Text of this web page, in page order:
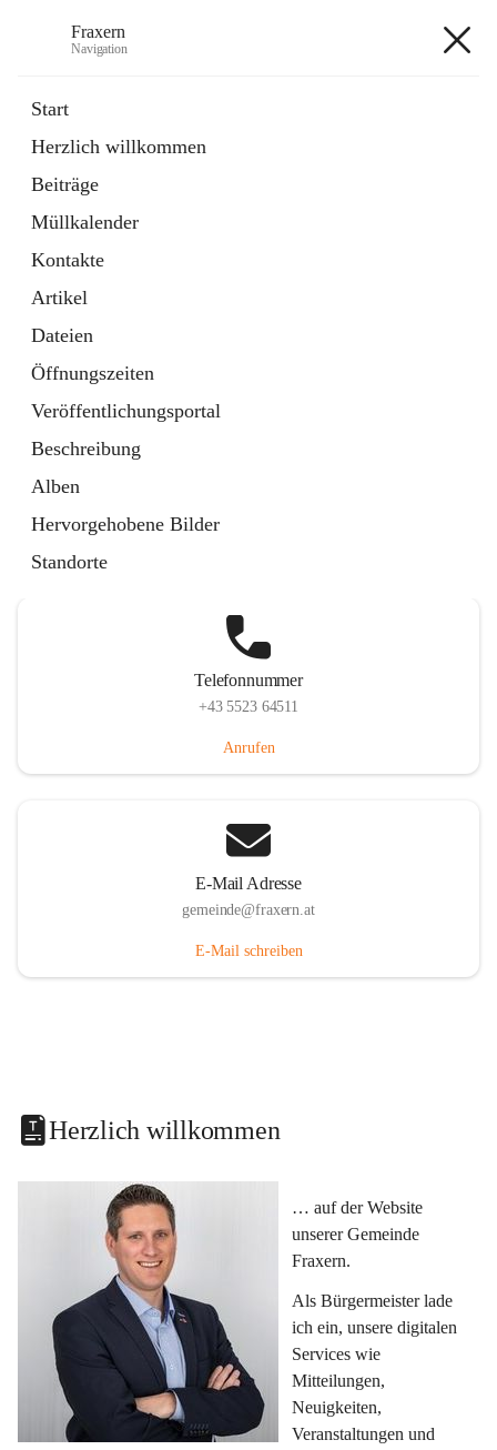
Fraxern
Navigation
Start
Herzlich willkommen
Beiträge
Müllkalender
Kontakte
Artikel
Dateien
Öffnungszeiten
Veröffentlichungsportal
Beschreibung
Alben
Hervorgehobene Bilder
Standorte
Ordner
in
Tab
Formulare
Artikel
öffnet
in
neuem
Tab
Telefonnummer
+43 5523 64511
Anrufen
E-Mail Adresse
gemeinde@fraxern.at
E-Mail schreiben
Herzlich willkommen
… auf der Website
unserer Gemeinde
Fraxern.
Als Bürgermeister lade
ich ein, unsere digitalen
Services wie
Mitteilungen,
Neuigkeiten,
Veranstaltungen und